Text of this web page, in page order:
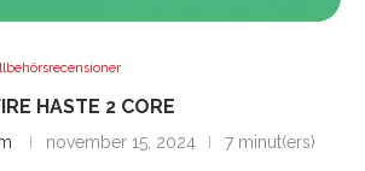
HASTE 2 CORE
november 15, 2024
7 minut(ers)